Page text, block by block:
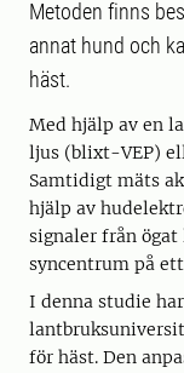
Metoden finns
annat hund och
häst.
Med hjälp av en
ljus (blixt-VEP)
Samtidigt mäts
hjälp av
signaler från
syncentrum på
I denna studie
för häst. Den